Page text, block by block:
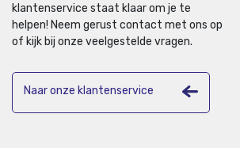
klantenservice staat klaar om je te
helpen! Neem gerust contact met ons op
of kijk bij onze veelgestelde vragen.
Naar onze klantenservice